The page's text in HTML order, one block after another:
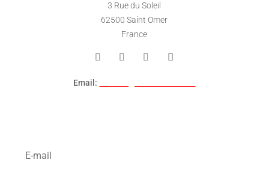
3 Rue du Soleil
62500 Saint Omer
France
Email: